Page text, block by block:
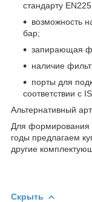
стандарту
возможность
бар;
запирающая
наличие
порты для
соответствии с
Альтернативный
Для формирования
годы предлагаем
другие
Скрыть